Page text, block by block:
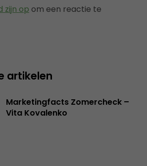
zijn op om een reactie te
artikelen
Marketingfacts Zomercheck –
Vita Kovalenko